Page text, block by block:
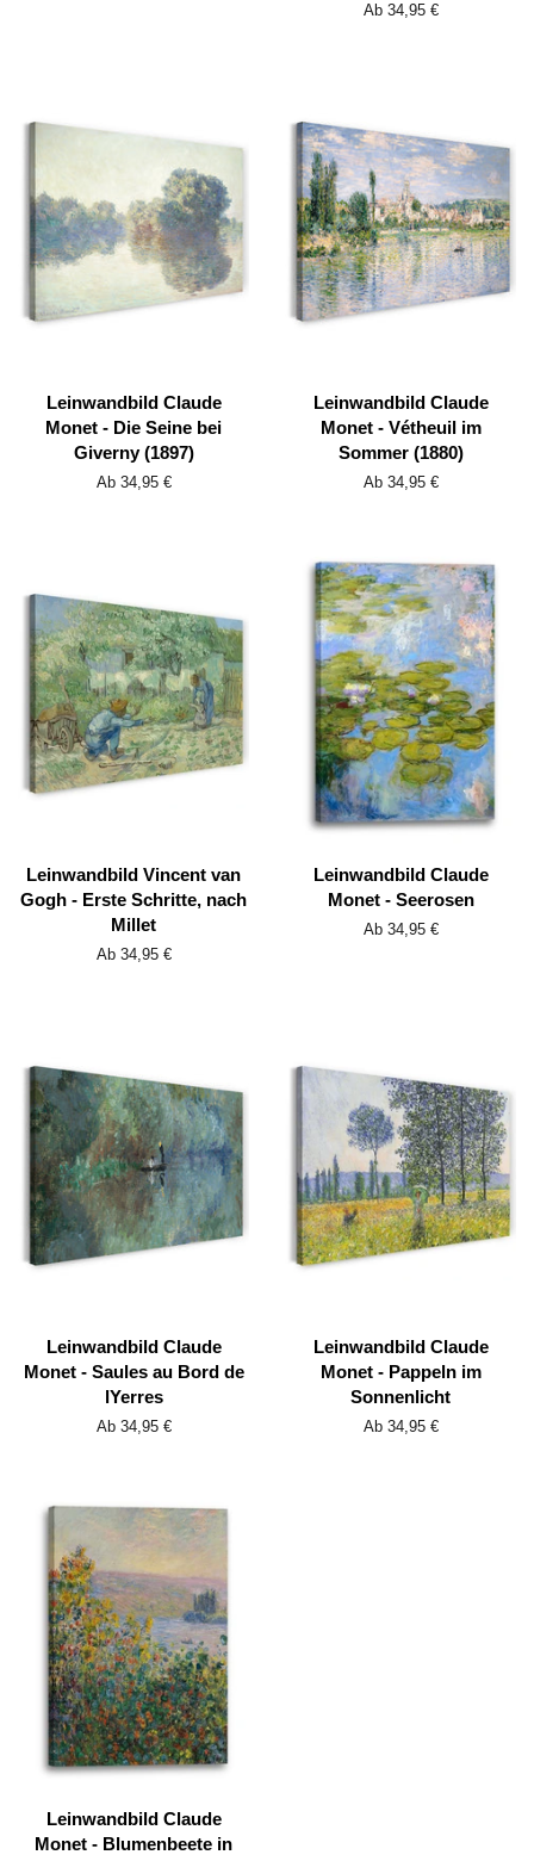
Ab 34,95 €
Leinwandbild Claude
Monet - Die Seine bei
Giverny (1897)
Ab 34,95 €
Leinwandbild Claude
Monet - Vétheuil im
Sommer (1880)
Ab 34,95 €
Leinwandbild Vincent van
Gogh - Erste Schritte, nach
Millet
Ab 34,95 €
Leinwandbild Claude
Monet - Seerosen
Ab 34,95 €
Leinwandbild Claude
Monet - Saules au Bord de
lYerres
Ab 34,95 €
Leinwandbild Claude
Monet - Pappeln im
Sonnenlicht
Ab 34,95 €
Leinwandbild Claude
Monet - Blumenbeete in